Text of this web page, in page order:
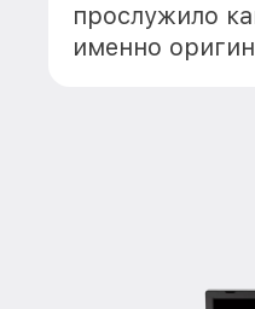
прослужило
именно